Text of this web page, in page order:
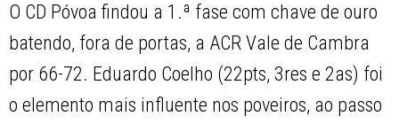
O CD Póvoa findou a 1.ª fase com chave de ouro
batendo, fora de portas, a ACR Vale de Cambra
por 66-72. Eduardo Coelho (22pts, 3res e 2as) foi
o elemento mais influente nos poveiros, ao passo